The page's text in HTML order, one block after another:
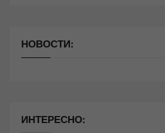
НОВОСТИ:
ИНТЕРЕСНО: